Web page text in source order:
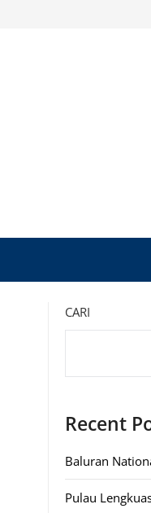
CARI
Recent
Baluran
Pulau